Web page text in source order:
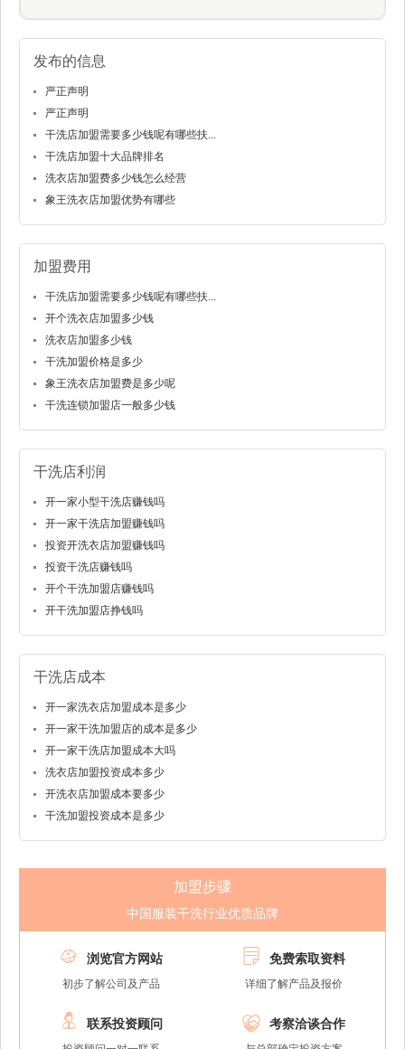
发布的信息
严正声明
严正声明
干洗店加盟需要多少钱呢有哪些扶...
干洗店加盟十大品牌排名
洗衣店加盟费多少钱怎么经营
象王洗衣店加盟优势有哪些
加盟费用
干洗店加盟需要多少钱呢有哪些扶...
开个洗衣店加盟多少钱
洗衣店加盟多少钱
干洗加盟价格是多少
象王洗衣店加盟费是多少呢
干洗连锁加盟店一般多少钱
干洗店利润
开一家小型干洗店赚钱吗
开一家干洗店加盟赚钱吗
投资开洗衣店加盟赚钱吗
投资干洗店赚钱吗
开个干洗加盟店赚钱吗
开干洗加盟店挣钱吗
干洗店成本
开一家洗衣店加盟成本是多少
开一家干洗加盟店的成本是多少
开一家干洗店加盟成本大吗
洗衣店加盟投资成本多少
开洗衣店加盟成本要多少
干洗加盟投资成本是多少
加盟步骤
中国服装干洗行业优质品牌
 浏览官方网站
初步了解公司及产品
 免费索取资料
详细了解产品及报价
 联系投资顾问  考察洽谈合作